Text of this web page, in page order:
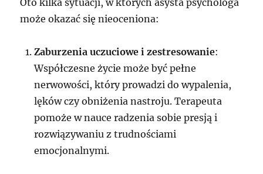
Oto kilka sytuacji, w których asysta psychologa
może okazać się nieoceniona:
Zaburzenia uczuciowe i zestresowanie:
Współczesne życie może być pełne
nerwowości, który prowadzi do wypalenia,
lęków czy obniżenia nastroju. Terapeuta
pomoże w nauce radzenia sobie presją i
rozwiązywaniu z trudnościami
emocjonalnymi.